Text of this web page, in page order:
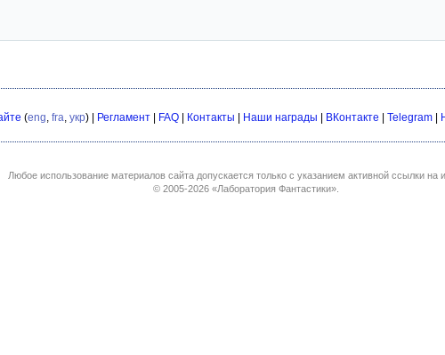
(eng, fra, укр) | Регламент FAQ Контакты Наши награды ВКонтакте Telegram
Любое использование материалов сайта допускается только с указанием активной ссылки на
© 2005-2026 «Лаборатория Фантастики».